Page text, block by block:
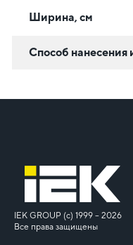
Ширина, см
Способ
IEK GROUP (c) 1999 – 2026
Все права защищены